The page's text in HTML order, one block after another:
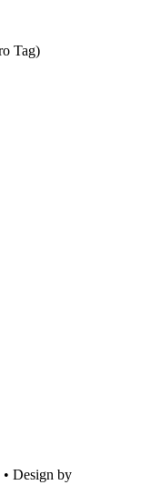
Tag)
• Design by